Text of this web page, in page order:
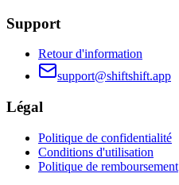
Support
Retour d'information
support@shiftshift.app
Légal
Politique de confidentialité
Conditions d'utilisation
Politique de remboursement